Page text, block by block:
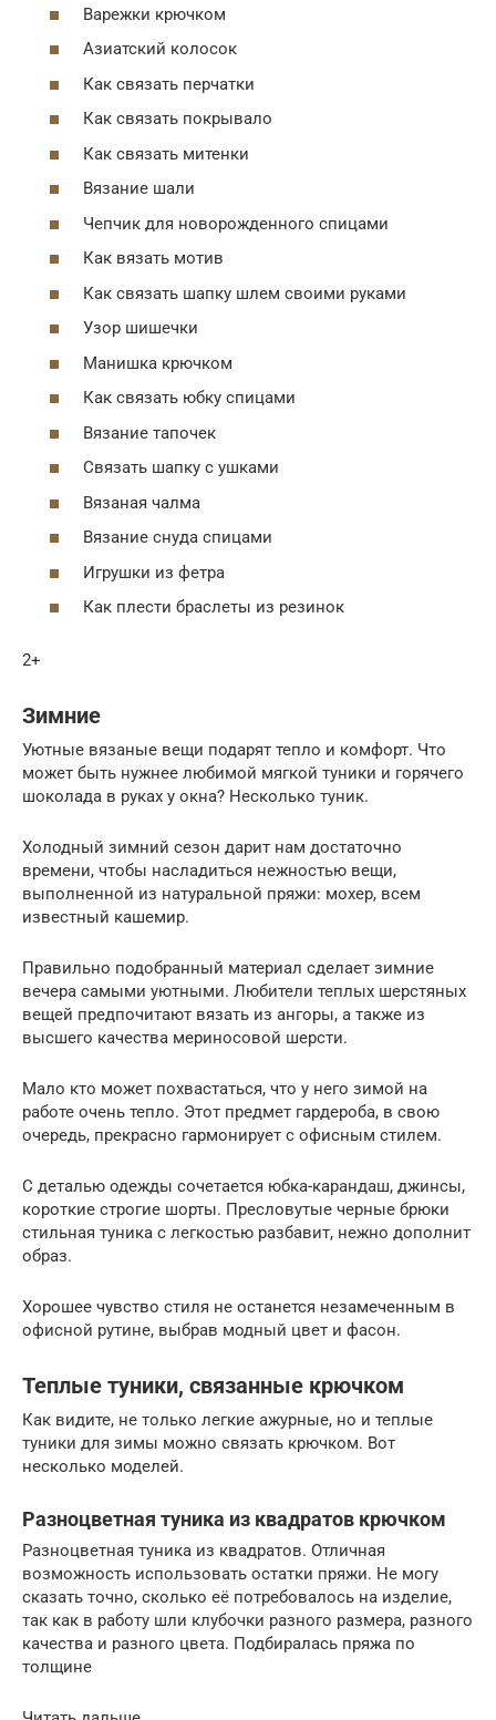
Варежки крючком
Азиатский колосок
Как связать перчатки
Как связать покрывало
Как связать митенки
Вязание шали
Чепчик для новорожденного спицами
Как вязать мотив
Как связать шапку шлем своими руками
Узор шишечки
Манишка крючком
Как связать юбку спицами
Вязание тапочек
Связать шапку с ушками
Вязаная чалма
Вязание снуда спицами
Игрушки из фетра
Как плести браслеты из резинок
2+
Зимние
Уютные вязаные вещи подарят тепло и комфорт. Что
может быть нужнее любимой мягкой туники и горячего
шоколада в руках у окна? Несколько туник.
Холодный зимний сезон дарит нам достаточно
времени, чтобы насладиться нежностью вещи,
выполненной из натуральной пряжи: мохер, всем
известный кашемир.
Правильно подобранный материал сделает зимние
вечера самыми уютными. Любители теплых шерстяных
вещей предпочитают вязать из ангоры, а также из
высшего качества мериносовой шерсти.
Мало кто может похвастаться, что у него зимой на
работе очень тепло. Этот предмет гардероба, в свою
очередь, прекрасно гармонирует с офисным стилем.
С деталью одежды сочетается юбка-карандаш, джинсы,
короткие строгие шорты. Пресловутые черные брюки
стильная туника с легкостью разбавит, нежно дополнит
образ.
Хорошее чувство стиля не останется незамеченным в
офисной рутине, выбрав модный цвет и фасон.
Теплые туники, связанные крючком
Как видите, не только легкие ажурные, но и теплые
туники для зимы можно связать крючком. Вот
несколько моделей.
Разноцветная туника из квадратов крючком
Разноцветная туника из квадратов. Отличная
возможность использовать остатки пряжи. Не могу
сказать точно, сколько её потребовалось на изделие,
так как в работу шли клубочки разного размера, разного
качества и разного цвета. Подбиралась пряжа по
толщине